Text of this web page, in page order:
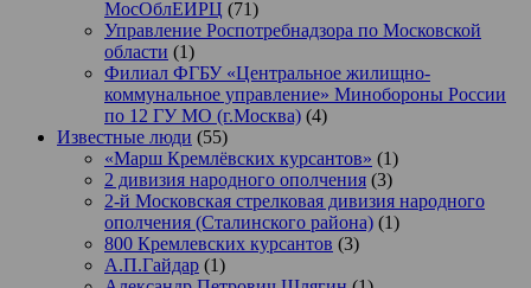
МосОблЕИРЦ (71)
Управление Роспотребнадзора по Московской
области (1)
Филиал ФГБУ «Центральное жилищно-
коммунальное управление» Минобороны России
по 12 ГУ МО (г.Москва) (4)
Известные люди (55)
«Марш Кремлёвских курсантов» (1)
2 дивизия народного ополчения (3)
2-й Московская стрелковая дивизия народного
ополчения (Сталинского района) (1)
800 Кремлевских курсантов (3)
А.П.Гайдар (1)